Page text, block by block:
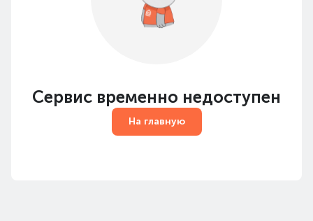
Сервис временно недоступен
На главную